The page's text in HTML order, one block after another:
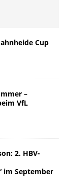
Cup
–
VfL
2. HBV-
im September